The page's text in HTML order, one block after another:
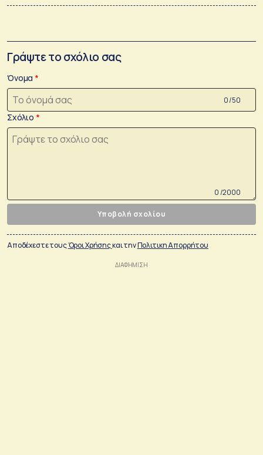
Γράψτε το σχόλιο σας
Όνομα
0 /50
Σχόλιο
0 /2000
Υποβολή σχολίου
Αποδέχεστε τουςΌροι Χρήσηςκαι τηνΠολιτικη Απορρήτου